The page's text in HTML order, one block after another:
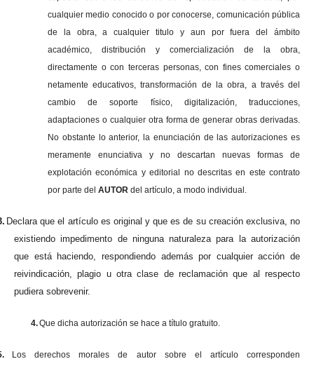
cualquier medio conocido o por conocerse, comunicación pública
de la obra, a cualquier titulo y aun por fuera del ámbito
académico, distribución y comercialización de la obra,
directamente o con terceras personas, con fines comerciales o
netamente educativos, transformación de la obra, a través del
cambio de soporte físico, digitalización, traducciones,
adaptaciones o cualquier otra forma de generar obras derivadas.
No obstante lo anterior, la enunciación de las autorizaciones es
meramente enunciativa y no descartan nuevas formas de
explotación económica y editorial no descritas en este contrato
por parte del AUTOR del artículo, a modo individual.
Declara que el artículo es original y que es de su creación exclusiva, no
existiendo impedimento de ninguna naturaleza para la autorización
que está haciendo, respondiendo además por cualquier acción de
reivindicación, plagio u otra clase de reclamación que al respecto
pudiera sobrevenir.
4.Que dicha autorización se hace a título gratuito.
Los derechos morales de autor sobre el artículo corresponden